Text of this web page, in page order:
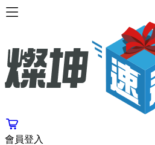
會員登入